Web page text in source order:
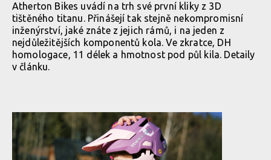
Atherton Bikes uvádí na trh své první kliky z 3D
tištěného titanu. Přinášejí tak stejně nekompromisní
inženýrství, jaké znáte z jejich rámů, i na jeden z
nejdůležitějších komponentů kola. Ve zkratce, DH
homologace, 11 délek a hmotnost pod půl kila. Detaily
v článku.